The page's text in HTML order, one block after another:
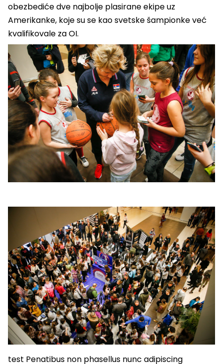
obezbediće dve najbolje plasirane ekipe uz
Amerikanke, koje su se kao svetske šampionke već
kvalifikovale za OI.
test Penatibus non phasellus nunc adipiscing